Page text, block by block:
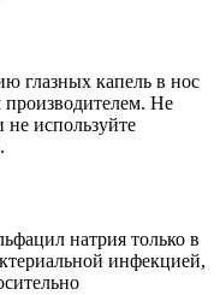
глазных капель в нос
Не
используйте
натрия только в
инфекцией,